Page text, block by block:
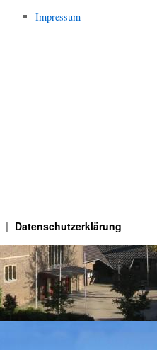
Impressum
Datenschutzerklärung